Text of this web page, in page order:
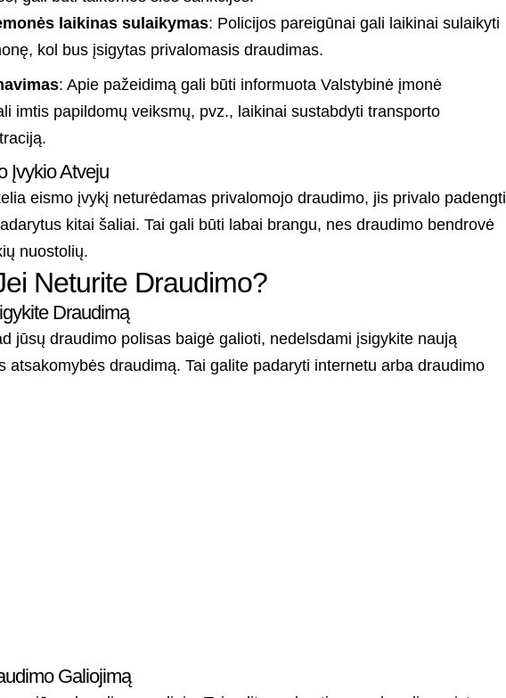
laikinas sulaikymas: Policijos pareigūnai gali laikinai sulaikyti
kol bus įsigytas privalomasis draudimas.
: Apie pažeidimą gali būti informuota Valstybinė įmonė
imtis papildomų veiksmų, pvz., laikinai sustabdyti transporto
Įvykio Atveju
eismo įvykį neturėdamas privalomojo draudimo, jis privalo padengti
kitai šaliai. Tai gali būti labai brangu, nes draudimo bendrovė
nuostolių.
Neturite Draudimo?
Draudimą
jūsų draudimo polisas baigė galioti, nedelsdami įsigykite naują
atsakomybės draudimą. Tai galite padaryti internetu arba draudimo
Galiojimą